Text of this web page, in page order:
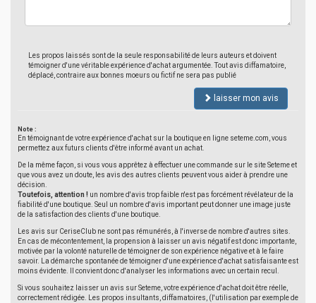
Les propos laissés sont de la seule responsabilité de leurs auteurs et doivent
témoigner d'une véritable expérience d'achat argumentée. Tout avis diffamatoire,
déplacé, contraire aux bonnes moeurs ou fictif ne sera pas publié
laisser mon avis
Note :
En témoignant de votre expérience d'achat sur la boutique en ligne seteme.com, vous
permettez aux futurs clients d'être informé avant un achat.
De la même façon, si vous vous apprêtez à effectuer une commande sur le site Seteme et
que vous avez un doute, les avis des autres clients peuvent vous aider à prendre une
décision.
Toutefois, attention ! un nombre d'avis trop faible n'est pas forcément révélateur de la
fiabilité d'une boutique. Seul un nombre d'avis important peut donner une image juste
de la satisfaction des clients d'une boutique.
Les avis sur CeriseClub ne sont pas rémunérés, à l'inverse de nombre d'autres sites.
En cas de mécontentement, la propension à laisser un avis négatif est donc importante,
motivée par la volonté naturelle de témoigner de son expérience négative et à le faire
savoir. La démarche spontanée de témoigner d'une expérience d'achat satisfaisante est
moins évidente. Il convient donc d'analyser les informations avec un certain recul.
Si vous souhaitez laisser un avis sur Seteme, votre expérience d'achat doit être réelle,
correctement rédigée. Les propos insultants, diffamatoires, (l'utilisation par exemple de